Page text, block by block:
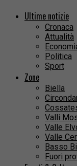
Ultime notizie
Cronaca
Attualità
Politica
Sport
Zone
Biella
Valli
Valle
Valle
Basso
Fuori